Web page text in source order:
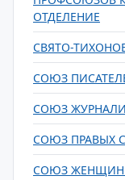
ОТДЕЛЕНИЕ
СВЯТО-
СОЮЗ
СОЮЗ
СОЮЗ ПРАВЫХ
СОЮЗ ЖЕНЩИН